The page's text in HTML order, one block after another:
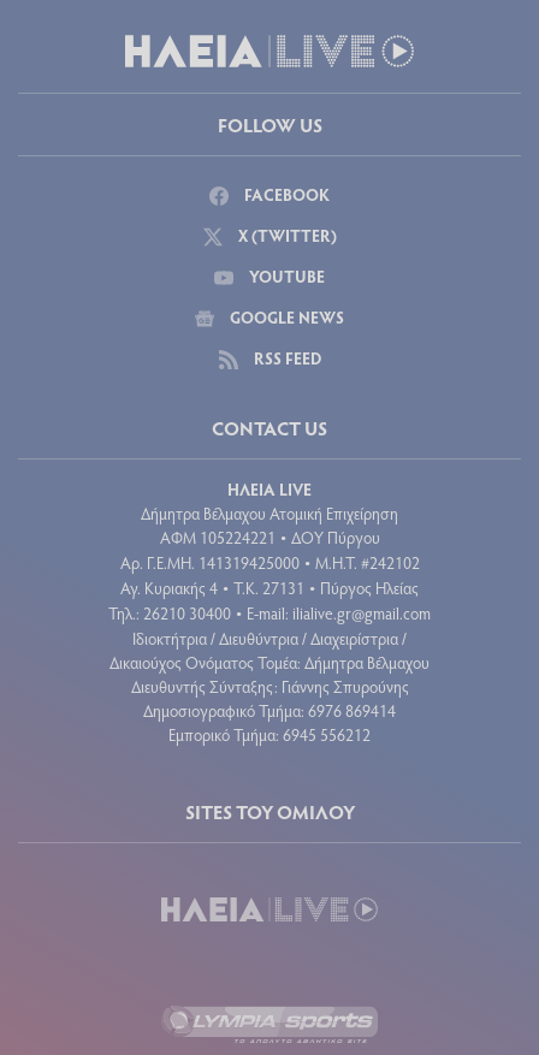
FOLLOW US
FACEBOOK
X (TWITTER)
YOUTUBE
GOOGLE NEWS
RSS FEED
CONTACT US
ΗΛΕΙΑ LIVE
Δήμητρα Βέλμαχου Ατομική Επιχείρηση
ΑΦΜ 105224221 • ΔΟΥ Πύργου
Aρ. Γ.Ε.ΜΗ. 141319425000 • Μ.Η.Τ. #242102
Αγ. Κυριακής 4 • Τ.Κ. 27131 • Πύργος Ηλείας
Τηλ.: 26210 30400 • E-mail: ilialive.gr@gmail.com
Ιδιοκτήτρια / Διευθύντρια / Διαχειρίστρια /
Δικαιούχος Ονόματος Τομέα: Δήμητρα Βέλμαχου
Διευθυντής Σύνταξης: Γιάννης Σπυρούνης
Δημοσιογραφικό Τμήμα: 6976 869414
Εμπορικό Τμήμα: 6945 556212
SITES ΤΟΥ ΟΜΙΛΟΥ